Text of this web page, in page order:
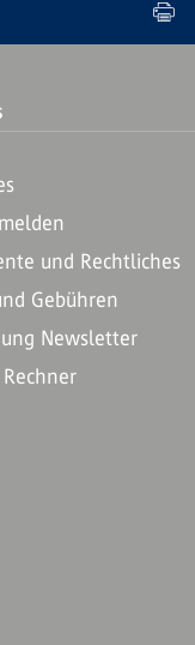
und Rechtliches
Gebühren
Newsletter